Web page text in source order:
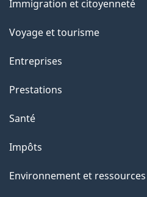
e
t
e
p
g
e
sujets
Immigration et citoyenneté
Voyage et tourisme
Entreprises
Prestations
Santé
Impôts
Environnement et